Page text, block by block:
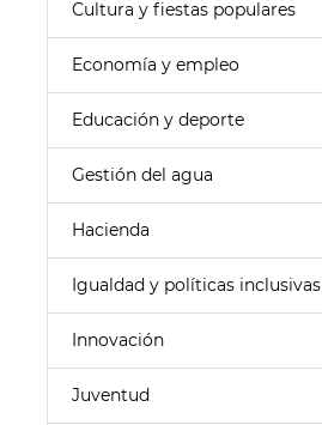
Cultura y fiestas populares
Economía y empleo
Educación y deporte
Gestión del agua
Hacienda
Igualdad y políticas inclusivas
Innovación
Juventud